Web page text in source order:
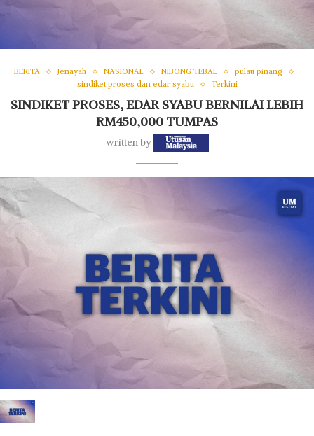
BERITA Jenayah NASIONAL NIBONG TEBAL
pulau pinang
sindiket proses dan edar syabu
Terkini
SINDIKET PROSES, EDAR SYABU BERNILAI LEBIH
RM450,000 TUMPAS
written by